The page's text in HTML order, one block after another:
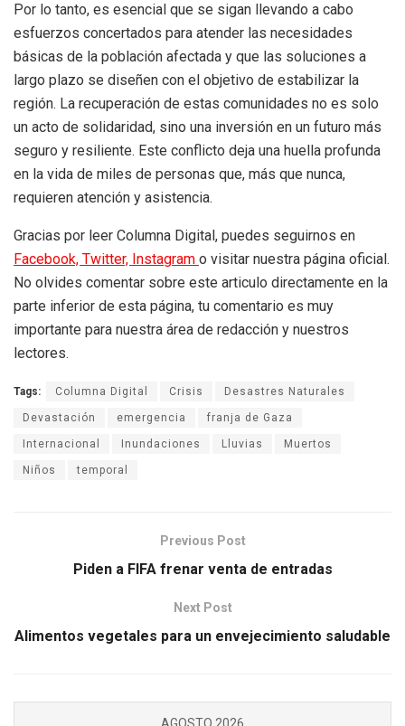
Por lo tanto, es esencial que se sigan llevando a cabo
esfuerzos concertados para atender las necesidades
básicas de la población afectada y que las soluciones a
largo plazo se diseñen con el objetivo de estabilizar la
región. La recuperación de estas comunidades no es solo
un acto de solidaridad, sino una inversión en un futuro más
seguro y resiliente. Este conflicto deja una huella profunda
en la vida de miles de personas que, más que nunca,
requieren atención y asistencia.
Gracias por leer Columna Digital, puedes seguirnos en
Facebook, Twitter, Instagram o visitar nuestra página oficial.
No olvides comentar sobre este articulo directamente en la
parte inferior de esta página, tu comentario es muy
importante para nuestra área de redacción y nuestros
lectores.
Tags: Columna Digital Crisis Desastres Naturales
Devastación emergencia franja de Gaza
Internacional Inundaciones Lluvias Muertos
Niños temporal
Previous Post
Piden a FIFA frenar venta de entradas
Next Post
Alimentos vegetales para un envejecimiento saludable